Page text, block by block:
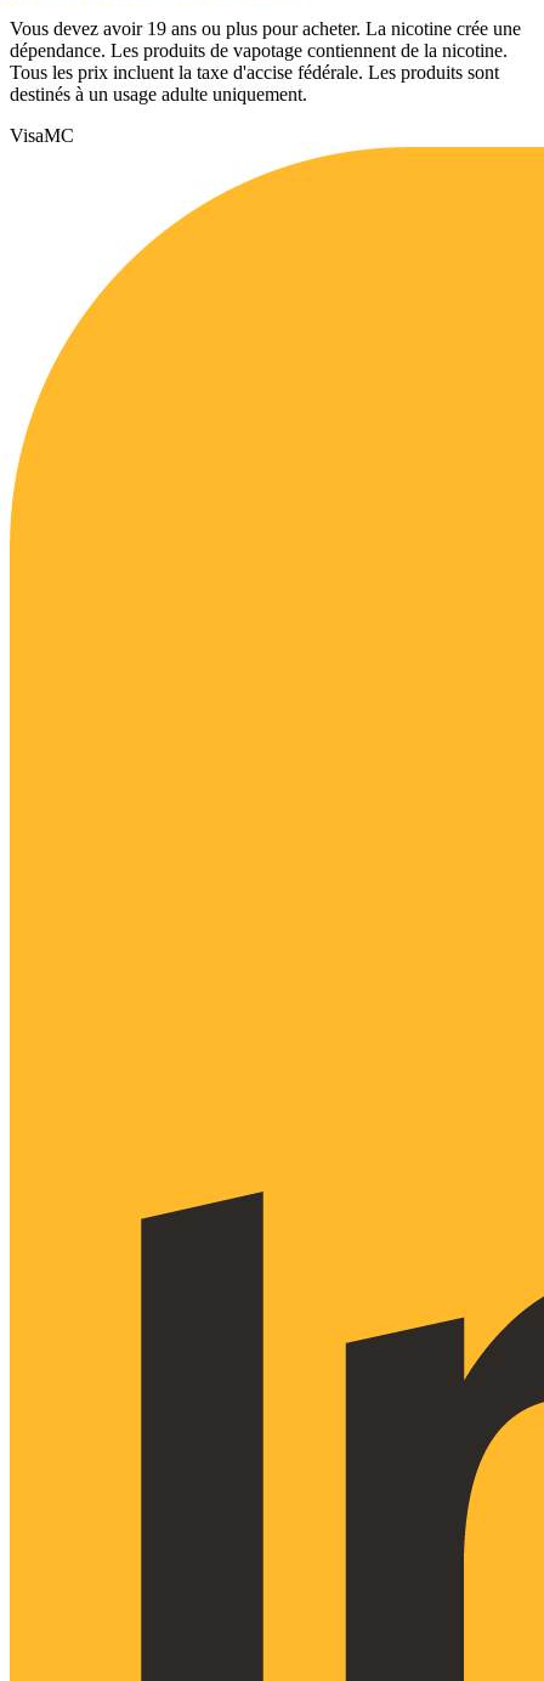
Vous devez avoir 19 ans ou plus pour acheter. La nicotine crée une
dépendance. Les produits de vapotage contiennent de la nicotine.
Tous les prix incluent la taxe d'accise fédérale. Les produits sont
destinés à un usage adulte uniquement.
VisaMC